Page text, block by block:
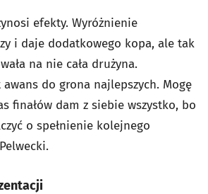
efekty. Wyróżnienie
i daje dodatkowego kopa, ale tak
na nie cała drużyna.
do grona najlepszych. Mogę
finałów dam z siebie wszystko, bo
o spełnienie kolejnego